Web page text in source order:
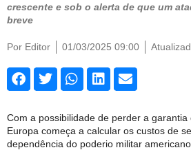
crescente e sob o alerta de que um
breve
Por Editor 01/03/2025 09:00
Com a possibilidade de perder a garantia
Europa começa a calcular os custos de
dependência do poderio militar